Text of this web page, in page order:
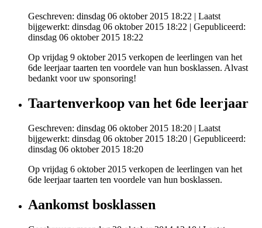
Geschreven: dinsdag 06 oktober 2015 18:22 | Laatst
bijgewerkt: dinsdag 06 oktober 2015 18:22 | Gepubliceerd:
dinsdag 06 oktober 2015 18:22
Op vrijdag 9 oktober 2015 verkopen de leerlingen van het
6de leerjaar taarten ten voordele van hun bosklassen. Alvast
bedankt voor uw sponsoring!
Taartenverkoop van het 6de leerjaar
Geschreven: dinsdag 06 oktober 2015 18:20 | Laatst
bijgewerkt: dinsdag 06 oktober 2015 18:20 | Gepubliceerd:
dinsdag 06 oktober 2015 18:20
Op vrijdag 6 oktober 2015 verkopen de leerlingen van het
6de leerjaar taarten ten voordele van hun bosklassen.
Aankomst bosklassen